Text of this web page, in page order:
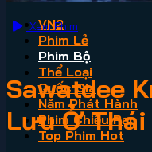
VN2
Phim Lẻ
Phim Bộ
Thể Loại
Quốc Gia
Năm Phát Hành
Phim Chiếu Rạp
Top Phim Hot
Xem Phim
Sawatdee
Lưu Ở Thái